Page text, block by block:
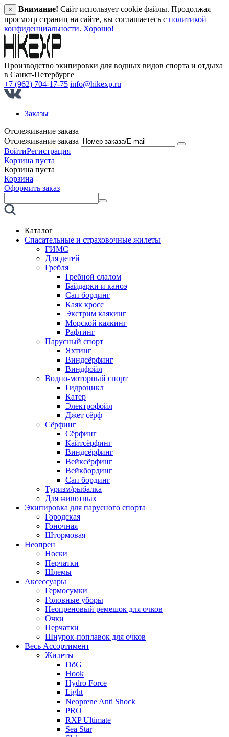
× Внимание! Сайт использует cookie файлы. Продолжая
просмотр страниц на сайте, вы соглашаетесь с политикой
конфиденциальности. Хорошо!
Производство экипировки для водных видов спорта и отдыха
в Санкт‑Петербурге
+7 (962) 704-17-75 info@hikexp.ru
Заказы
Отслеживание заказа
Отслеживание заказа
ВойтиРегистрация
Корзина пуста
Корзина пуста
Корзина
Оформить заказ
Каталог
Спасательные и страховочные жилеты
ГИМС
Для детей
Гребля
Гребной слалом
Байдарки и каноэ
Сап бординг
Каяк кросс
Экстрим каякинг
Морской каякинг
Рафтинг
Парусный спорт
Яхтинг
Виндсёрфинг
Виндфойл
Водно-моторный спорт
Гидроцикл
Катер
Электрофойл
Джет сёрф
Сёрфинг
Сёрфинг
Кайтсёрфинг
Виндсёрфинг
Вейксёрфинг
Вейкбординг
Сап бординг
Туризм/рыбалка
Для животных
Экипировка для парусного спорта
Городская
Гоночная
Штормовая
Неопрен
Носки
Перчатки
Шлемы
Аксессуары
Гермосумки
Головные уборы
Неопреновый ремешок для очков
Очки
Перчатки
Шнурок-поплавок для очков
Весь Ассортимент
Жилеты
DöG
Hook
Hydro Force
Light
Neoprene Anti Shock
PRO
RXP Ultimate
Sea Star